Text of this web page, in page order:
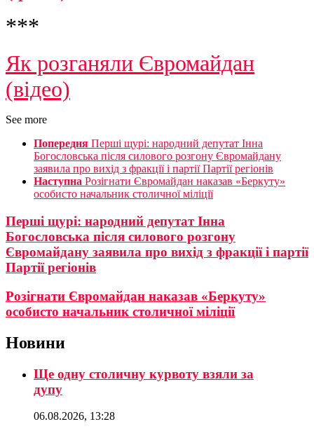
***
Як розганяли Євромайдан
(відео)
See more
Попередня Перші щурі: народний депутат Інна
Богословська після силового розгону Євромайдану
заявила про вихід з фракції і партії Партії регіонів
Наступна Розігнати Євромайдан наказав «Беркуту»
особисто начальник столичної міліції
Перші щурі: народний депутат Інна
Богословська після силового розгону
Євромайдану заявила про вихід з фракції і партії
Партії регіонів
Розігнати Євромайдан наказав «Беркуту»
особисто начальник столичної міліції
Новини
Ще одну столичну курвоту взяли за
дупу
06.08.2026, 13:28